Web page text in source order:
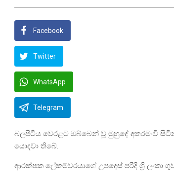
Facebook
Twitter
WhatsApp
Telegram
බලපිටිය වෙරළට ඔබ්බෙන් වූ මුහුදේ අතරමංවී
යොදවා තිබේ.
ආරක්ෂක ලේකම්වරයාගේ උපදෙස් පරිදි ශ්‍රී